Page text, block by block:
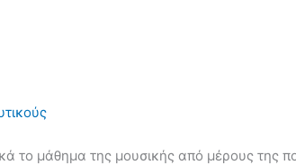
το μάθημα της μουσικής από μέρους της